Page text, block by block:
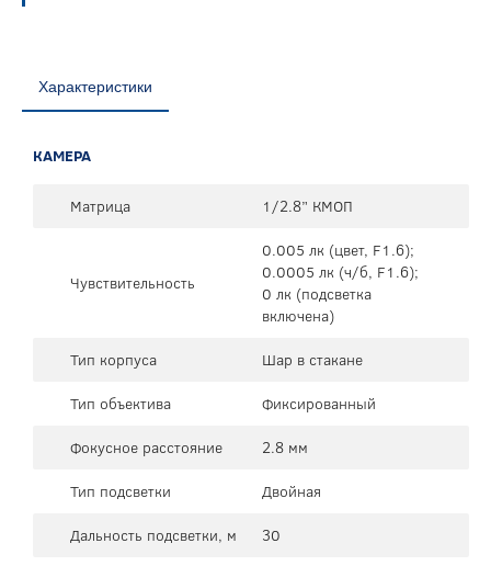
Характеристики
КАМЕРА
Матрица 1/2.8” КМОП
Чувствительность
0.005 лк (цвет, F1.6);
0.0005 лк (ч/б, F1.6);
0 лк (подсветка
включена)
Тип корпуса
Шар в стакане
Тип объектива
Фиксированный
Фокусное расстояние
2.8 мм
Тип подсветки
Двойная
Дальность подсветки, м
30